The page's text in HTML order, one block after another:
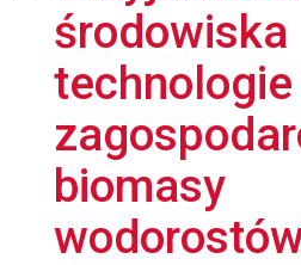
środowiska
technologie
biomasy